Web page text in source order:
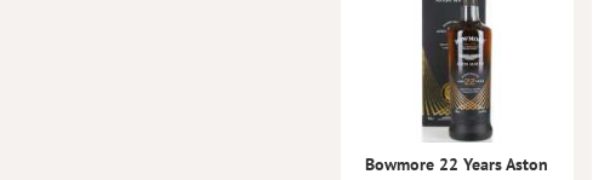
Bowmore 22 Years Aston